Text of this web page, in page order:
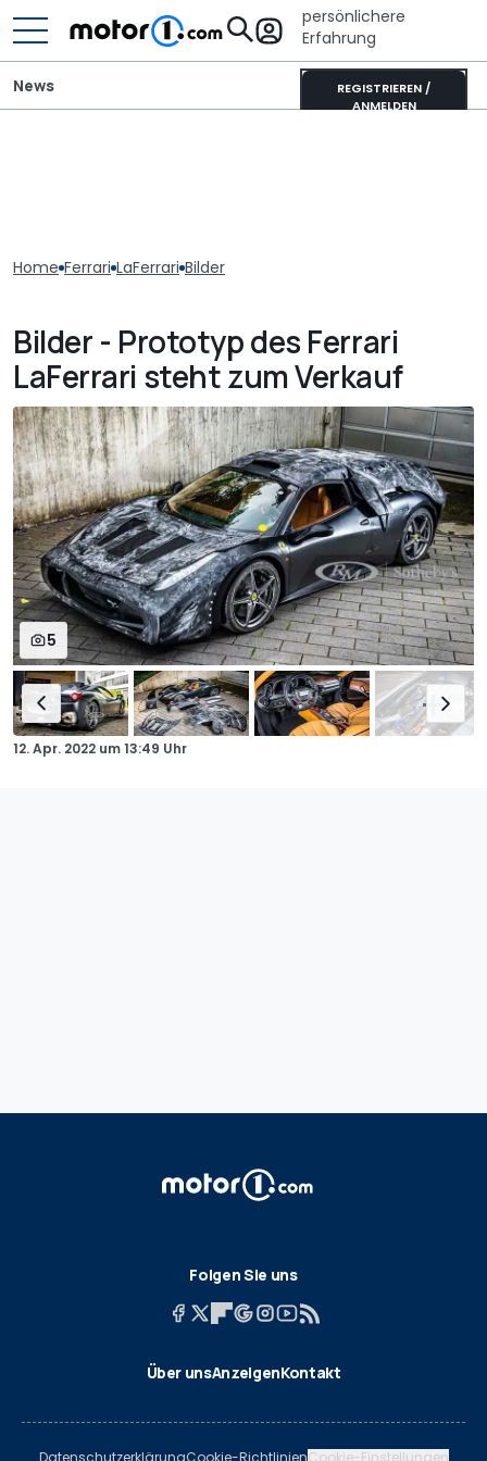
persönlichere
Erfahrung
REGISTRIEREN /
ANMELDEN
News
Home Ferrari LaFerrari Bilder
Bilder - Prototyp des Ferrari
LaFerrari steht zum Verkauf
5
12. Apr. 2022 um13:49 Uhr
Folgen Sie uns
Über unsAnzeigenKontakt